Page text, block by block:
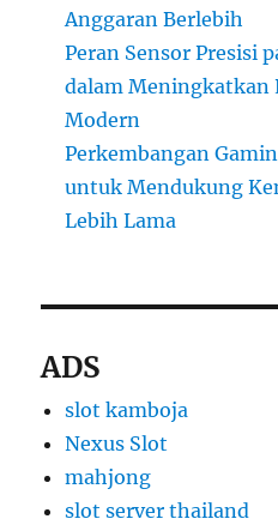
Anggaran Berlebih
Peran Sensor Presisi
dalam Meningkatkan
Modern
Perkembangan
untuk Mendukung
Lebih Lama
ADS
slot kamboja
Nexus Slot
mahjong
slot server thailand